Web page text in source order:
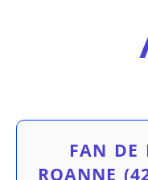
FAN DE
ROANNE